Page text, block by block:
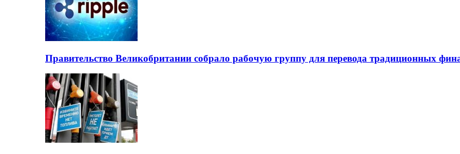
Правительство Великобритании собрало рабочую группу для перевода традиционных